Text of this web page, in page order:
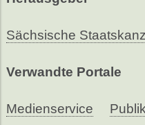
Sächsische
Verwandte Portale
Medienservice